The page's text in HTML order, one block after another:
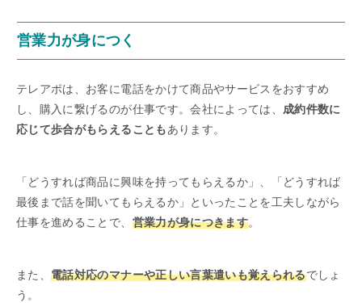
営業力が身につく
テレアポは、お客に電話をかけて商品やサービスをおすすめ
し、購入に繋げるのが仕事です。会社によっては、 成約件数に
応じて歩合がもらえることもあります。
「どうすれば商品に興味を持ってもらえるか」、「どうすれば
最後まで話を聞いてもらえるか」といったことを工夫しながら
仕事を進めることで、 営業力が身につきます。
また、電話対応のマナーや正しい言葉遣いも覚えられるでしょ
う。